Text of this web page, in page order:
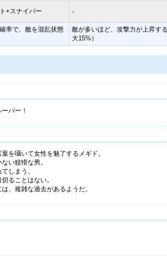
+スナイパー -
率で、敵を混乱状態
敵が多いほど、攻撃力が上昇す
大15%）
パー！
を囁いて女性を魅了するメギド。
い狡猾な男。
しまう。
ることはない。
、複雑な過去があるようだ。